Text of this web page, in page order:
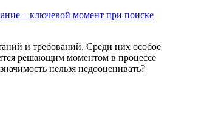
– ключевой момент при поиске
и требований. Среди них особое
решающим моментом в процессе
нельзя недооценивать?